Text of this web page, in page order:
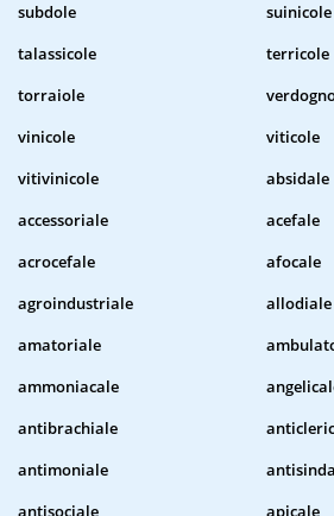
subdole
suinicole
talassicole
terricole
torraiole
vinicole
viticole
vitivinicole
absidale
accessoriale
acefale
acrocefale
afocale
agroindustriale
allodiale
amatoriale
ammoniacale
antibrachiale
antimoniale
antisociale
apicale